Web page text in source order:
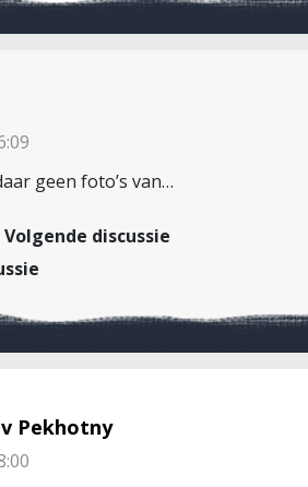
geen foto’s van…
Volgende discussie
Pekhotny